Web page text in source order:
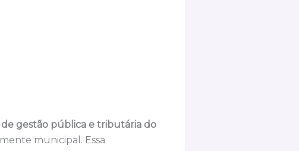
gestão pública e tributária do
municipal. Essa